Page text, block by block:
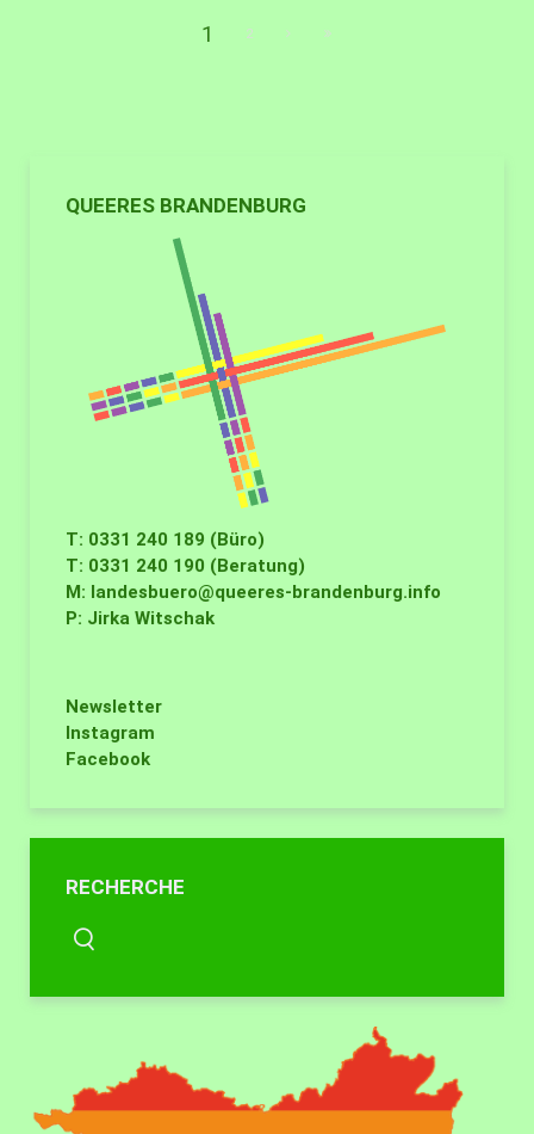
1 2
QUEERES BRANDENBURG
T: 0331 240 189 (Büro)
T: 0331 240 190 (Beratung)
M: landesbuero@queeres-brandenburg.info
P: Jirka Witschak
Newsletter
Instagram
Facebook
RECHERCHE